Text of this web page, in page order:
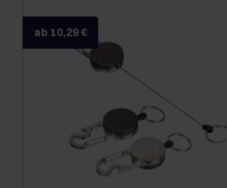
ab 10,29 €